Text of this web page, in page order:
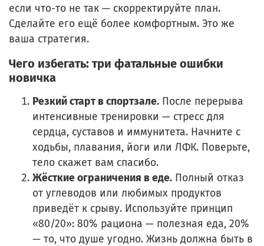
если что-то не так — скорректируйте план.
Сделайте его ещё более комфортным. Это же
ваша стратегия.
Чего избегать: три фатальные ошибки
новичка
Резкий старт в спортзале. После перерыва
интенсивные тренировки — стресс для
сердца, суставов и иммунитета. Начните с
ходьбы, плавания, йоги или ЛФК. Поверьте,
тело скажет вам спасибо.
Жёсткие ограничения в еде. Полный отказ
от углеводов или любимых продуктов
приведёт к срыву. Используйте принцип
«80/20»: 80% рациона — полезная еда, 20%
— то, что душе угодно. Жизнь должна быть в